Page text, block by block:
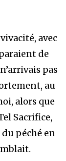
avec
de
pas
au
alors que
Sacrifice,
péché en